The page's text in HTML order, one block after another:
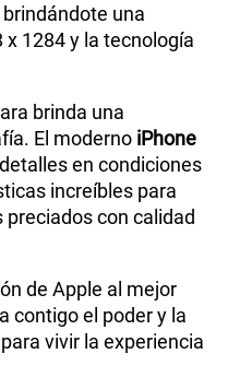
chip A15 Bionic
Si
una
1284 y la tecnología
brinda una
El moderno iPhone
en condiciones
increíbles para
con calidad
de Apple al mejor
contigo el poder y la
vivir la experiencia